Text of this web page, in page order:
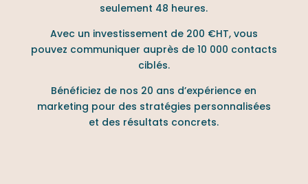
seulement 48 heures.
Avec un investissement de 200 €HT, vous
pouvez communiquer auprès de 10 000 contacts
ciblés.
Bénéficiez de nos 20 ans d’expérience en
marketing pour des stratégies personnalisées
et des résultats concrets.